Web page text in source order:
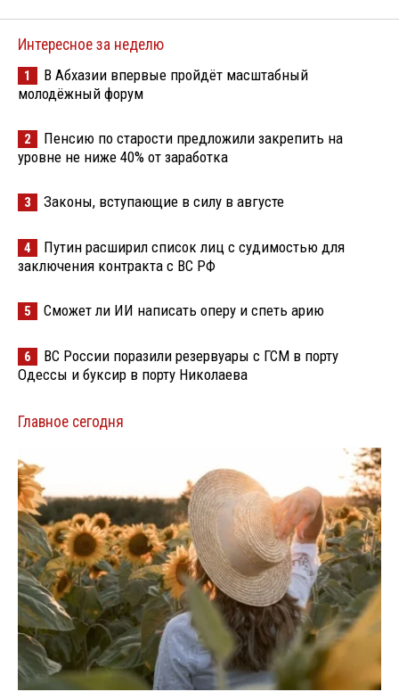
Интересное за неделю
1
В Абхазии впервые пройдёт масштабный
молодёжный форум
2
Пенсию по старости предложили закрепить на
уровне не ниже 40% от заработка
3 Законы, вступающие в силу в августе
4
Путин расширил список лиц с судимостью для
заключения контракта с ВС РФ
5 Сможет ли ИИ написать оперу и спеть арию
6
ВС России поразили резервуары с ГСМ в порту
Одессы и буксир в порту Николаева
Главное сегодня